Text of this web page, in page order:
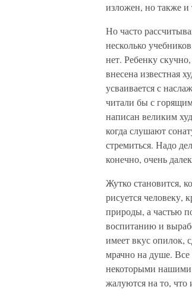
изложен, но также и
Но часто
несколько
нет. Ребенку
внесена известная
усваивается с
читали бы с
написан великим
когда слушают
стремиться. Надо
конечно, очень
Жутко становится,
рисуется человеку,
природы, а частью
воспитанию и
имеет вкус опилок,
мрачно на душе.
некоторыми
жалуются на то, что